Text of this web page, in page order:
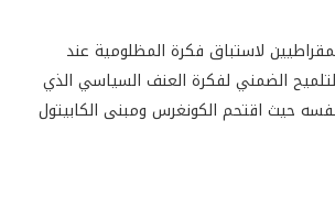
لاستباق فكرة المظلومية عند
الضمني لفكرة العنف السياسي الذي
حيث اقتحم الكونغرس ومبنى الكابيتول